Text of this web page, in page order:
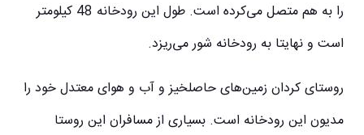
را به هم متصل می‌کرده است. طول این رودخانه 48 کیلومتر
است و نهایتا به رودخانه شور می‌ریزد.
روستای کردان زمین‌های حاصلخیز و آب و هوای معتدل خود را
مدیون این رودخانه است. بسیاری از مسافران این روستا